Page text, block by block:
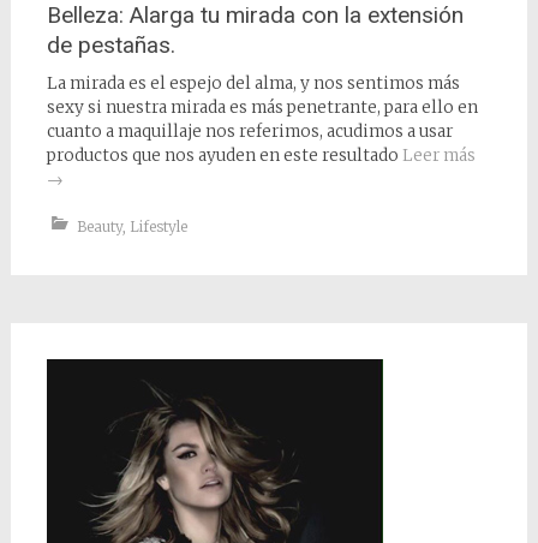
Belleza: Alarga tu mirada con la extensión
de pestañas.
La mirada es el espejo del alma, y nos sentimos más
sexy si nuestra mirada es más penetrante, para ello en
cuanto a maquillaje nos referimos, acudimos a usar
productos que nos ayuden en este resultado Leer más
→
Beauty, Lifestyle